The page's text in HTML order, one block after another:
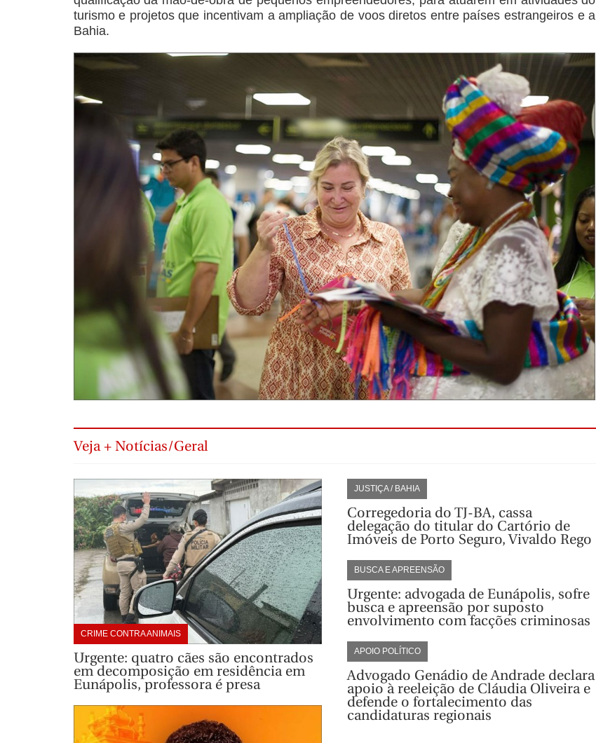
turismo e projetos que incentivam a ampliação de voos diretos entre países estrangeiros e a
Bahia.
Veja + Notícias/Geral
CRIME CONTRA ANIMAIS
Urgente: quatro cães são encontrados
em decomposição em residência em
Eunápolis, professora é presa
JUSTIÇA / BAHIA
Corregedoria do TJ-BA, cassa
delegação do titular do Cartório de
Imóveis de Porto Seguro, Vivaldo Rego
BUSCA E APREENSÃO
Urgente: advogada de Eunápolis, sofre
busca e apreensão por suposto
envolvimento com facções criminosas
APOIO POLÍTICO
Advogado Genádio de Andrade declara
apoio à reeleição de Cláudia Oliveira e
defende o fortalecimento das
candidaturas regionais